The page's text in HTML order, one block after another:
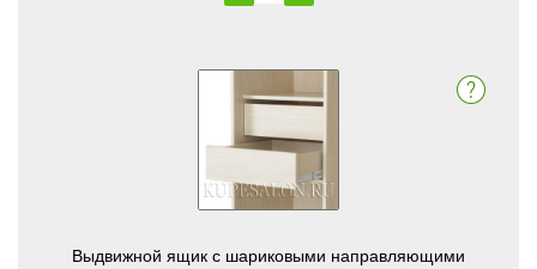
Выдвижной ящик с шариковыми направляющими